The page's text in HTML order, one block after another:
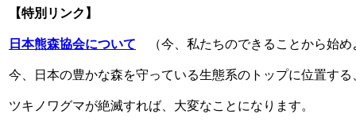
【特別リンク】
日本熊森協会について （今、私たちのできることから始め
今、日本の豊かな森を守っている生態系のトップに位置す
ツキノワグマが絶滅すれば、大変なことになります。